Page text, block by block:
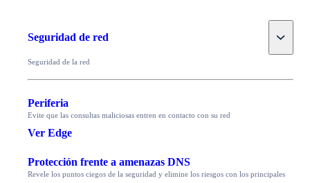
Seguridad de red Toggle
Seguridad de la red
Periferia
Evite que las consultas maliciosas entren en contacto con su red
Ver Edge
Protección frente a amenazas DNS
Revele los puntos ciegos de la seguridad y elimine los riesgos con los principales